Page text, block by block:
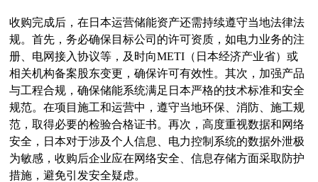
收购完成后，在日本运营储能资产还需持续遵守当地法律法
规。首先，务必确保目标公司的许可资质，如电力业务的注
册、电网接入协议等，及时向METI（日本经济产业省）或
相关机构备案股东变更，确保许可有效性。其次，加强产品
与工程合规，确保储能系统满足日本严格的技术标准和安全
规范。在项目施工和运营中，遵守当地环保、消防、施工规
范，取得必要的检验合格证书。再次，高度重视数据和网络
安全，日本对于涉及个人信息、电力控制系统的数据外泄极
为敏感，收购后企业应在网络安全、信息存储方面采取防护
措施，避免引发安全疑虑。